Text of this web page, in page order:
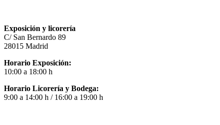
Exposición y licorería
C/ San Bernardo 89
28015 Madrid
Horario Exposición:
10:00 a 18:00 h
Horario Licorería y Bodega:
9:00 a 14:00 h / 16:00 a 19:00 h